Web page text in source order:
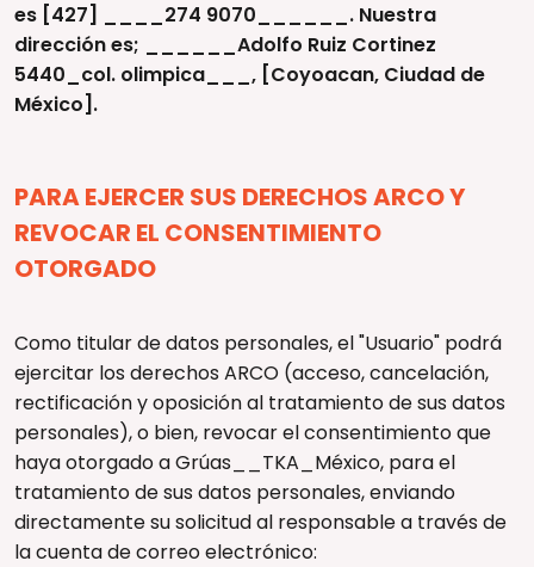
es [427] ____274 9070______. Nuestra
dirección es; ______Adolfo Ruiz Cortinez
5440_col. olimpica___, [Coyoacan, Ciudad de
México].
PARA EJERCER SUS DERECHOS ARCO Y
REVOCAR EL CONSENTIMIENTO
OTORGADO
Como titular de datos personales, el "Usuario" podrá
ejercitar los derechos ARCO (acceso, cancelación,
rectificación y oposición al tratamiento de sus datos
personales), o bien, revocar el consentimiento que
haya otorgado a Grúas__TKA_México, para el
tratamiento de sus datos personales, enviando
directamente su solicitud al responsable a través de
la cuenta de correo electrónico: